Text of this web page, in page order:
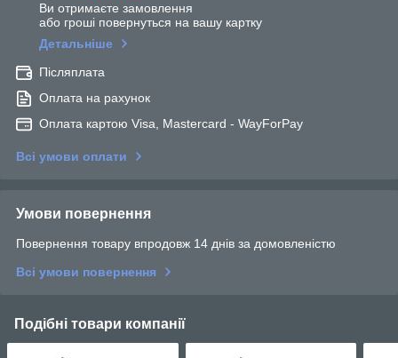
Ви отримаєте замовлення
або гроші повернуться на вашу картку
Детальніше
Післяплата
Оплата на рахунок
Оплата картою Visa, Mastercard - WayForPay
Всі умови оплати
Умови повернення
Повернення товару впродовж 14 днів за домовленістю
Всі умови повернення
Подібні товари компанії